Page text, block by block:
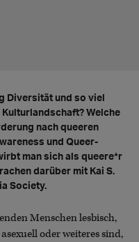
Diversität und so viel
Welche
nach queeren
und Queer-
man sich als queere*r
darüber mit Kai S.
Society.
Menschen lesbisch,
oder weiteres sind,